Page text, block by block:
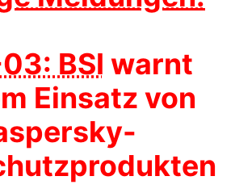
BSI warnt
Einsatz von